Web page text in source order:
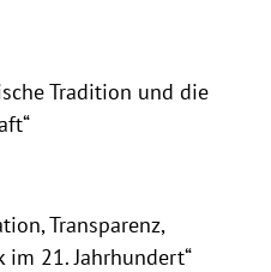
Tradition und die
Transparenz,
21. Jahrhundert“